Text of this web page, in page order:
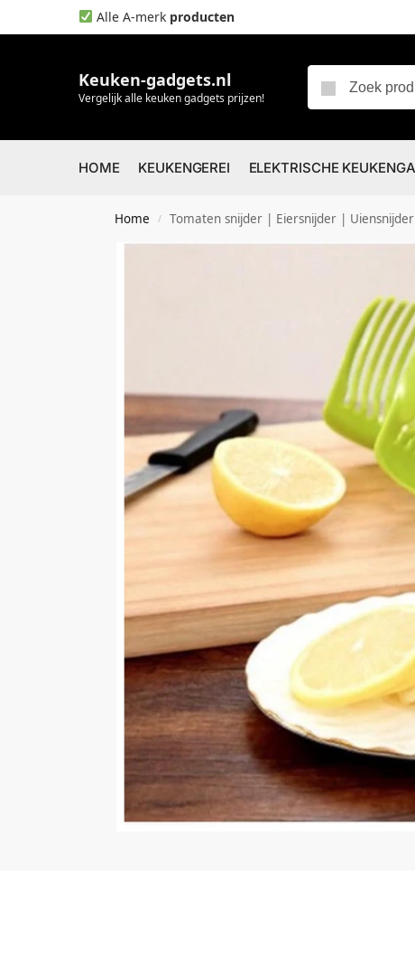
Alle A-merk producten
Keuken-gadgets.nl
Vergelijk alle keuken gadgets prijzen!
HOME KEUKENGEREI ELEKTRISCHE
Home / Tomaten snijder | Eiersnijder |